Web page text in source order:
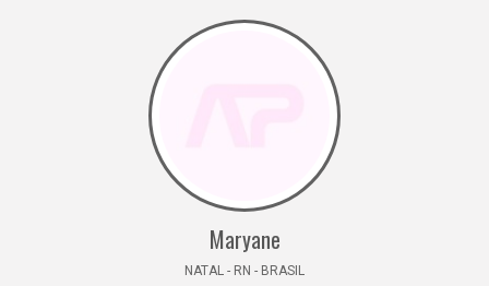
Maryane
NATAL - RN - BRASIL